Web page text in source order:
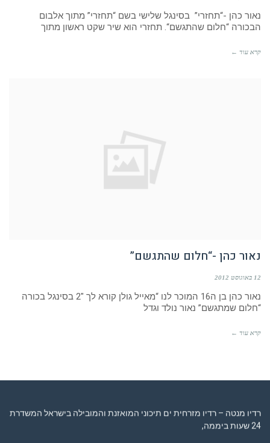
נאור כהן -“תחזרי” בסינגל שלישי בשם “תחזרי” מתוך אלבום
הבכורה “חלום שהתגשם“. תחזרי הוא שיר שקט ראשון מתוך
קרא עוד ←
נאור כהן -“חלום שהתגשם”
12 באוגוסט 2012
נאור כהן בן ה16 המוכר לנו “מאייל גולן קורא לך 2″ בסינגל בכורה
“חלום שמתגשם” נאור נולד וגדל
קרא עוד ←
רדיו מנטה – רדיו מזרחית ים תיכוני המואזנת והמובילה בישראל המשדרת
24 שעות ביממה,